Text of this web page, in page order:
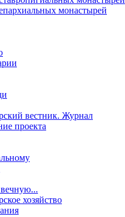
монастырей
вестник. Журнал
проекта
хозяйство